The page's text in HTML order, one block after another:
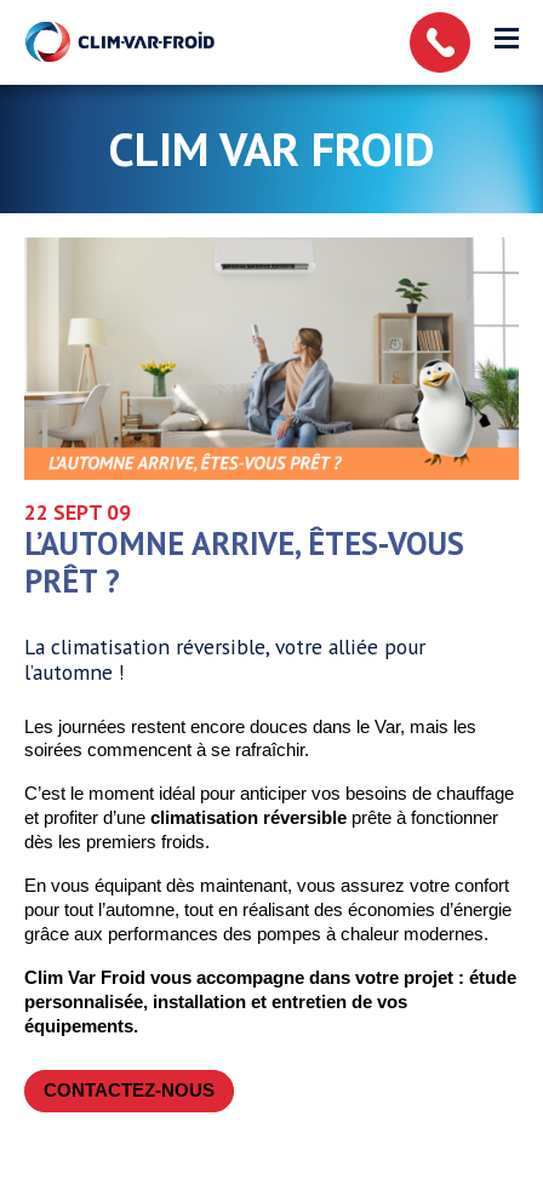
CLIM VAR FROID
22 SEPT 09
L’AUTOMNE ARRIVE, ÊTES-VOUS
PRÊT ?
La climatisation réversible, votre alliée pour
l’automne !
Les journées restent encore douces dans le Var, mais les
soirées commencent à se rafraîchir.
C’est le moment idéal pour anticiper vos besoins de chauffage
et profiter d’une climatisation réversible prête à fonctionner
dès les premiers froids.
En vous équipant dès maintenant, vous assurez votre confort
pour tout l’automne, tout en réalisant des économies d’énergie
grâce aux performances des pompes à chaleur modernes.
Clim Var Froid vous accompagne dans votre projet : étude
personnalisée, installation et entretien de vos
équipements.
CONTACTEZ-NOUS